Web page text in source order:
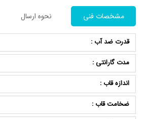
مشخصات فنی نحوه ارسال
قدرت ضد آب :
مدت گارانتی :
اندازه قاب :
ضخامت قاب :